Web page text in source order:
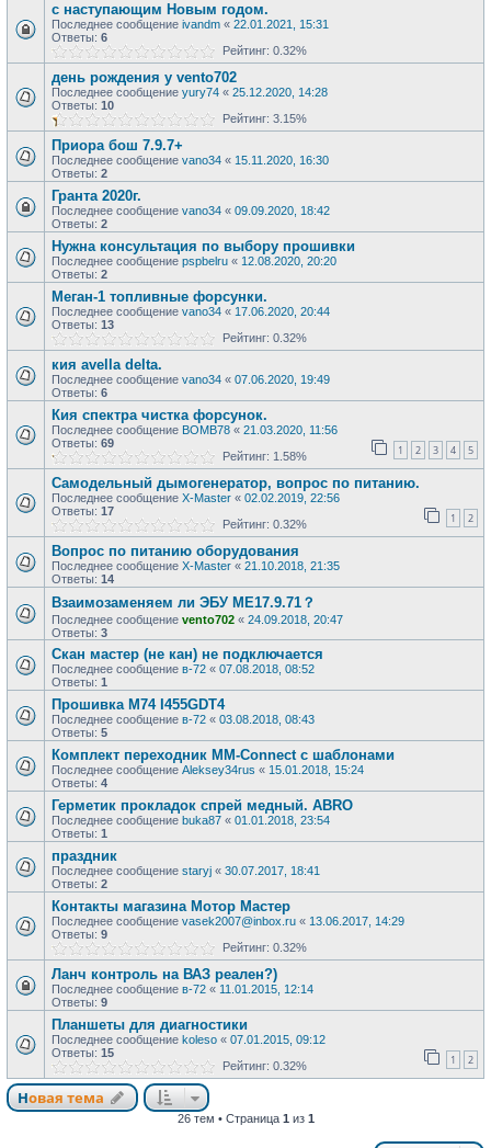
с наступающим Новым годом.
Последнее сообщение ivandm « 22.01.2021, 15:31
Ответы: 6
Рейтинг: 0.32%
день рождения у vento702
Последнее сообщение yury74 « 25.12.2020, 14:28
Ответы: 10
Рейтинг: 3.15%
Приора бош 7.9.7+
Последнее сообщение vano34 « 15.11.2020, 16:30
Ответы: 2
Гранта 2020г.
Последнее сообщение vano34 « 09.09.2020, 18:42
Ответы: 2
Нужна консультация по выбору прошивки
Последнее сообщение pspbelru « 12.08.2020, 20:20
Ответы: 2
Меган-1 топливные форсунки.
Последнее сообщение vano34 « 17.06.2020, 20:44
Ответы: 13
Рейтинг: 0.32%
кия avella delta.
Последнее сообщение vano34 « 07.06.2020, 19:49
Ответы: 6
Кия спектра чистка форсунок.
Последнее сообщение BOMB78 « 21.03.2020, 11:56
Ответы: 69 1 2 3 4 5
Рейтинг: 1.58%
Самодельный дымогенератор, вопрос по питанию.
Последнее сообщение X-Master « 02.02.2019, 22:56
Ответы: 17 1 2
Рейтинг: 0.32%
Вопрос по питанию оборудования
Последнее сообщение X-Master « 21.10.2018, 21:35
Ответы: 14
Взаимозаменяем ли ЭБУ МЕ17.9.71？
Последнее сообщение vento702 « 24.09.2018, 20:47
Ответы: 3
Скан мастер (не кан) не подключается
Последнее сообщение в-72 « 07.08.2018, 08:52
Ответы: 1
Прошивка М74 I455GDT4
Последнее сообщение в-72 « 03.08.2018, 08:43
Ответы: 5
Комплект переходник MM-Connect с шаблонами
Последнее сообщение Aleksey34rus « 15.01.2018, 15:24
Ответы: 4
Герметик прокладок спрей медный. ABRO
Последнее сообщение buka87 « 01.01.2018, 23:54
Ответы: 1
праздник
Последнее сообщение staryj « 30.07.2017, 18:41
Ответы: 2
Контакты магазина Мотор Мастер
Последнее сообщение vasek2007@inbox.ru « 13.06.2017, 14:29
Ответы: 9
Рейтинг: 0.32%
Ланч контроль на ВАЗ реален?)
Последнее сообщение в-72 « 11.01.2015, 12:14
Ответы: 9
Планшеты для диагностики
Последнее сообщение koleso « 07.01.2015, 09:12
Ответы: 15 1 2
Рейтинг: 0.32%
Новая тема
26 тем • Страница 1 из 1